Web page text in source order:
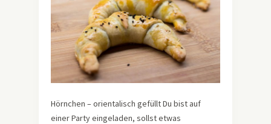
Hörnchen – orientalisch gefüllt Du bist auf
einer Party eingeladen, sollst etwas